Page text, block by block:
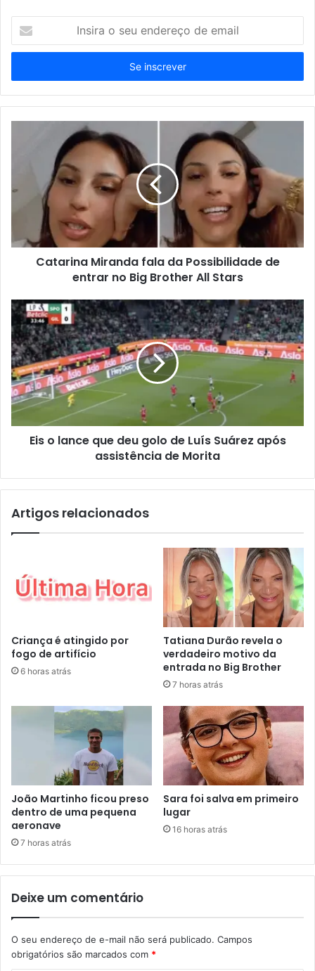
seu
de
email
Catarina Miranda fala da Possibilidade de
entrar no Big Brother All Stars
Eis o lance que deu golo de Luís Suárez após
assistência de Morita
Artigos relacionados
Criança é atingido por
fogo de artifício
6 horas atrás
Tatiana Durão revela o
verdadeiro motivo da
entrada no Big Brother
7 horas atrás
João Martinho ficou preso
dentro de uma pequena
aeronave
7 horas atrás
Sara foi salva em primeiro
lugar
16 horas atrás
Deixe um comentário
O seu endereço de e-mail não será publicado. Campos
obrigatórios são marcados com *